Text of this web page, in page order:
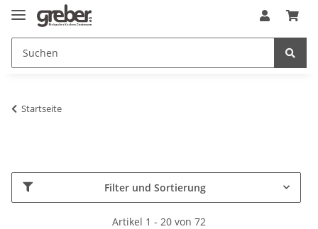
Startseite
Filter und Sortierung
Artikel 1 - 20 von 72